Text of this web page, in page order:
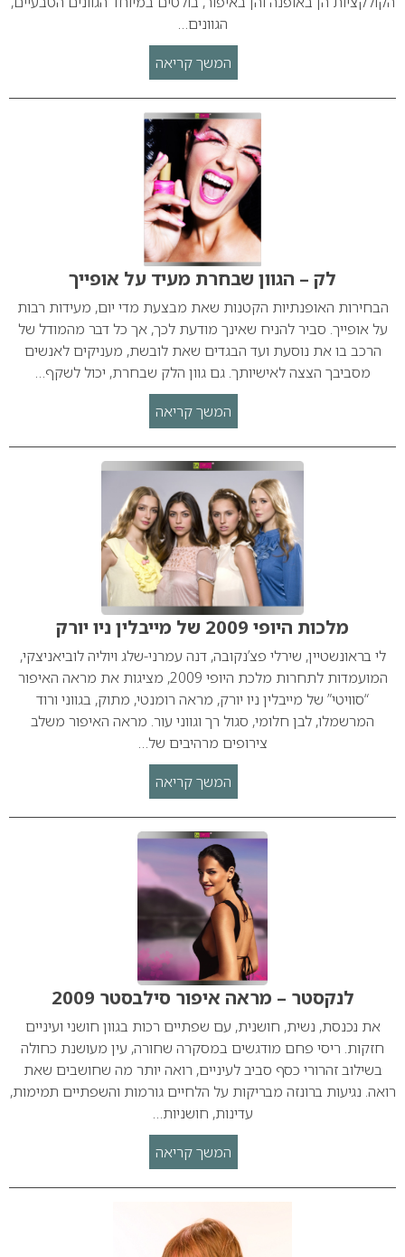
הגוונים…
המשך קריאה
לק – הגוון שבחרת מעיד על אופייך
הבחירות האופנתיות הקטנות שאת מבצעת מדי יום, מעידות רבות
על אופייך. סביר להניח שאינך מודעת לכך, אך כל דבר מהמודל של
הרכב בו את נוסעת ועד הבגדים שאת לובשת, מעניקים לאנשים
מסביבך הצצה לאישיותך. גם גוון הלק שבחרת, יכול לשקף…
המשך קריאה
מלכות היופי 2009 של מייבלין ניו יורק
לי בראונשטיין, שירלי פצ’נקובה, דנה עמרני-שלג ויוליה לוביאניצקי,
המועמדות לתחרות מלכת היופי 2009, מציגות את מראה האיפור
“סוויטי” של מייבלין ניו יורק, מראה רומנטי, מתוק, בגווני ורוד
המרשמלו, לבן חלומי, סגול רך וגווני עור. מראה האיפור משלב
צירופים מרהיבים של…
המשך קריאה
לנקסטר – מראה איפור סילבסטר 2009
את נכנסת, נשית, חושנית, עם שפתיים רכות בגוון חושני ועיניים
חזקות. ריסי פחם מודגשים במסקרה שחורה, עין מעושנת כחולה
בשילוב זהרורי כסף סביב לעיניים, רואה יותר מה שחושבים שאת
רואה. נגיעות ברונזה מבריקות על הלחיים גורמות והשפתיים תמימות,
עדינות, חושניות…
המשך קריאה